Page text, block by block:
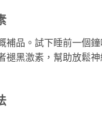
補品。試下睡前一個
褪黑激素，幫助放鬆